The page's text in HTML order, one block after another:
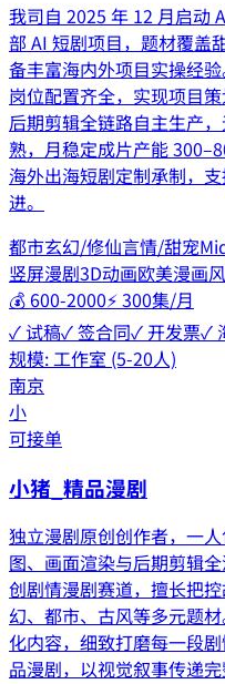
我司自 2025 年 12 月启动
部 AI 短剧项目，题材覆盖
备丰富海内外项目实操经
岗位配置齐全，实现项目
后期剪辑全链路自主生产
熟，月稳定成片产能
海外出海短剧定制承制，
进。
都市玄幻/修仙言情/甜宠
竖屏漫剧3D动画欧美漫画风
💰600-2000⚡300集/月
✓ 试稿✓ 签合同✓ 开发票✓
规模:工作室 (5-20人)
南京
小
可接单
小猪_精品漫剧
独立漫剧原创创作者，一
图、画面渲染与后期剪辑
创剧情漫剧赛道，擅长把
幻、都市、古风等多元题
化内容，细致打磨每一段
品漫剧，以视觉叙事传递完